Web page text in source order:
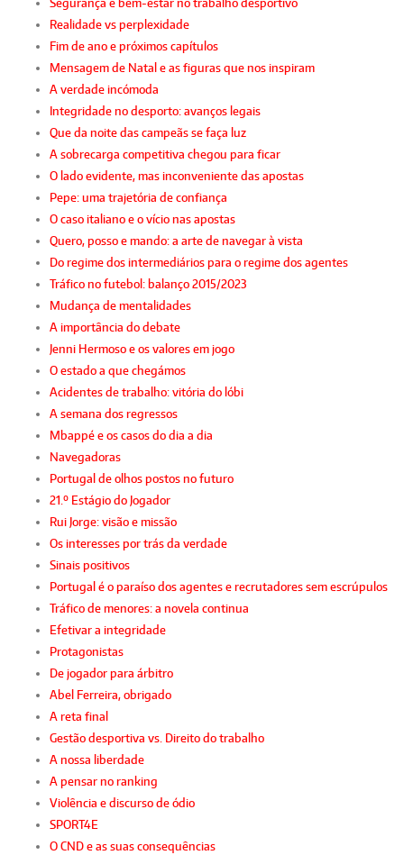
Realidade vs perplexidade
Fim de ano e próximos capítulos
Mensagem de Natal e as figuras que nos inspiram
A verdade incómoda
Integridade no desporto: avanços legais
Que da noite das campeãs se faça luz
A sobrecarga competitiva chegou para ficar
O lado evidente, mas inconveniente das apostas
Pepe: uma trajetória de confiança
O caso italiano e o vício nas apostas
Quero, posso e mando: a arte de navegar à vista
Do regime dos intermediários para o regime dos agentes
Tráfico no futebol: balanço 2015/2023
Mudança de mentalidades
A importância do debate
Jenni Hermoso e os valores em jogo
O estado a que chegámos
Acidentes de trabalho: vitória do lóbi
A semana dos regressos
Mbappé e os casos do dia a dia
Navegadoras
Portugal de olhos postos no futuro
21.º Estágio do Jogador
Rui Jorge: visão e missão
Os interesses por trás da verdade
Sinais positivos
Portugal é o paraíso dos agentes e recrutadores sem escrúpulos
Tráfico de menores: a novela continua
Efetivar a integridade
Protagonistas
De jogador para árbitro
Abel Ferreira, obrigado
A reta final
Gestão desportiva vs. Direito do trabalho
A nossa liberdade
A pensar no ranking
Violência e discurso de ódio
SPORT4E
O CND e as suas consequências